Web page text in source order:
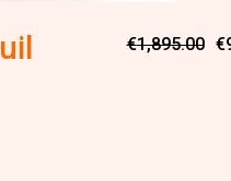
€1,895.00 €